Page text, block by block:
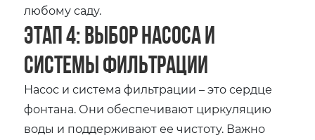
любому саду.
Этап 4: Выбор насоса и
системы фильтрации
Насос и система фильтрации – это сердце
фонтана. Они обеспечивают циркуляцию
воды и поддерживают ее чистоту. Важно